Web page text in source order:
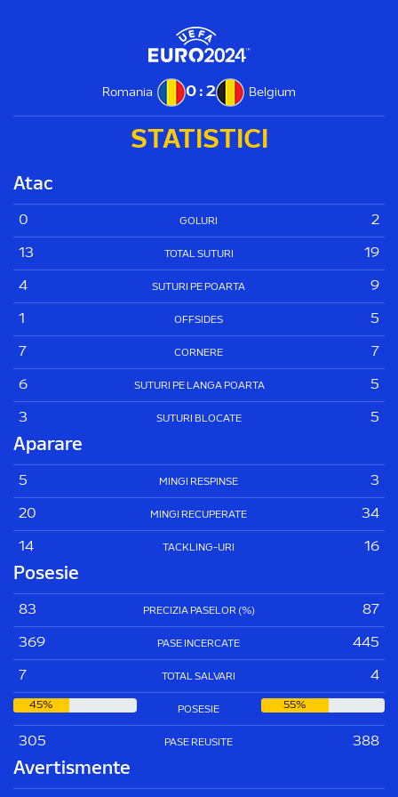
Romania 0 : 2 Belgium
STATISTICI
Atac
0 GOLURI 2
13 TOTAL SUTURI 19
4 SUTURI PE POARTA 9
1 OFFSIDES 5
7 CORNERE 7
6 SUTURI PE LANGA POARTA 5
3 SUTURI BLOCATE 5
Aparare
5 MINGI RESPINSE 3
20 MINGI RECUPERATE 34
14 TACKLING-URI 16
Posesie
83 PRECIZIA PASELOR (%) 87
369 PASE INCERCATE 445
7 TOTAL SALVARI 4
45% POSESIE 55%
305 PASE REUSITE 388
Avertismente